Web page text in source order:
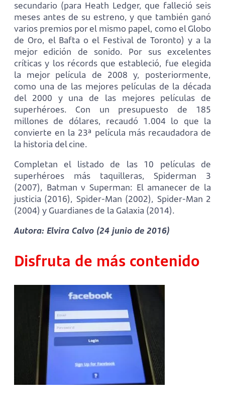
secundario (para Heath Ledger, que falleció seis
meses antes de su estreno, y que también ganó
varios premios por el mismo papel, como el Globo
de Oro, el Bafta o el Festival de Toronto) y a la
mejor edición de sonido. Por sus excelentes
críticas y los récords que estableció, fue elegida
la mejor película de 2008 y, posteriormente,
como una de las mejores películas de la década
del 2000 y una de las mejores películas de
superhéroes. Con un presupuesto de 185
millones de dólares, recaudó 1.004 lo que la
convierte en la 23ª película más recaudadora de
la historia del cine.
Completan el listado de las 10 películas de
superhéroes más taquilleras, Spiderman 3
(2007), Batman v Superman: El amanecer de la
justicia (2016), Spider-Man (2002), Spider-Man 2
(2004) y Guardianes de la Galaxia (2014).
Autora: Elvira Calvo (24 junio de 2016)
Disfruta de más contenido